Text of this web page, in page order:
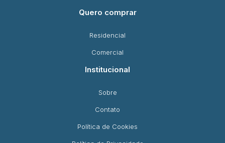
Quero comprar
Residencial
Comercial
Institucional
Sobre
Contato
Política de Cookies